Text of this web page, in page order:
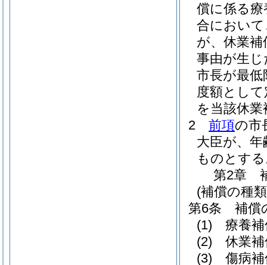
償に係る
合におい
が、休業
事由が生
市長が最
度額とし
を当該休
2
前項の市
大臣が、
ものとす
第2章
(補償の種
第6条
補償
(1)
療養
(2)
休業
(3)
傷病